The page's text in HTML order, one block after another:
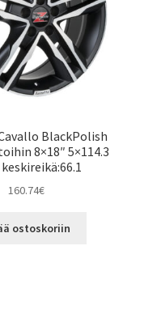
BlackPolish
8×18″ 5×114.3
160.74€
ostoskoriin